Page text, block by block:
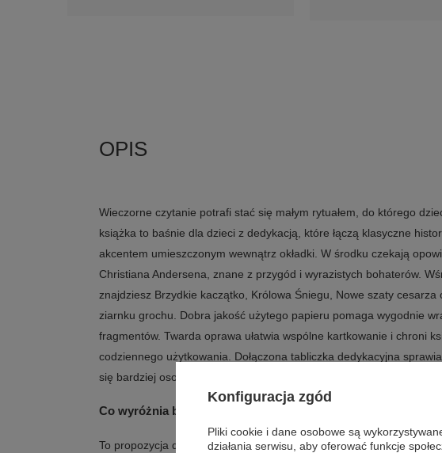
Wieczorne czytanie potrafi stać się małym rytuałem, do którego
książka to baśnie dla dzieci z dedykacją, które łączą klasyczne
akcentem umieszczonym wewnątrz okładki. W środku czekają
Christiana Andersena, znane z przygód i wyrazistych bohaterów.
znajdziesz Brzydkie kaczątko, Królowa Śniegu, Nowe szaty cesarza
ziarnku grochu. Dobra jakość użytego papieru pomaga wygodnie
fragmentów. Twarda oprawa ułatwia wspólne kartkowanie i chroni
codziennego użytkowania. Dołączona tabliczka dedykacyjna
się bardziej osobisty, bez zmiany treści samej książki.
Co wyróżnia baśnie dla dzieci z dedykacją?
To propozycja dla tych, którzy chcą podarować dziecku znane
Konfiguracja zgód
Pliki cookie i dane osobowe są
działania serwisu, aby oferować funkcje